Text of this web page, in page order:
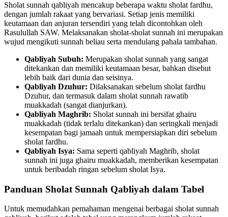
Sholat sunnah qabliyah mencakup beberapa waktu sholat fardhu,
dengan jumlah rakaat yang bervariasi. Setiap jenis memiliki
keutamaan dan anjuran tersendiri yang telah dicontohkan oleh
Rasulullah SAW. Melaksanakan sholat-sholat sunnah ini merupakan
wujud mengikuti sunnah beliau serta mendulang pahala tambahan.
Qabliyah Subuh: Merupakan sholat sunnah yang sangat
ditekankan dan memiliki keutamaan besar, bahkan disebut
lebih baik dari dunia dan seisinya.
Qabliyah Dzuhur: Dilaksanakan sebelum sholat fardhu
Dzuhur, dan termasuk dalam sholat sunnah rawatib
muakkadah (sangat dianjurkan).
Qabliyah Maghrib: Sholat sunnah ini bersifat ghairu
muakkadah (tidak terlalu ditekankan) dan seringkali menjadi
kesempatan bagi jamaah untuk mempersiapkan diri sebelum
sholat fardhu.
Qabliyah Isya: Sama seperti qabliyah Maghrib, sholat
sunnah ini juga ghairu muakkadah, memberikan kesempatan
untuk beribadah ringan sebelum sholat Isya.
Panduan Sholat Sunnah Qabliyah dalam Tabel
Untuk memudahkan pemahaman mengenai berbagai sholat sunnah